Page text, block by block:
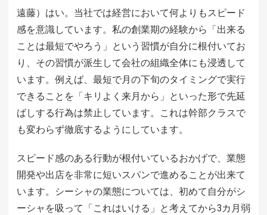
遠藤）はい。当社では経営において何よりもスピード
感を意識しています。私の創業期の経験から「出来る
ことは最短でやろう」という習慣が自分に根付いてお
り、その習慣が派生して会社の組織全体にも浸透して
います。例えば、最短で月の下旬のタイミングで実行
できることを「キリよく来月から」といった形で先延
ばしする行為は禁止しています。これは幹部クラスで
も変わらず徹底するようにしています。
スピード感のある行動が根付いているおかげで、業態
開発や出店を非常に短いスパンで進めることが出来て
います。シーシャの業態については、初めて自分がシ
ーシャを吸って「これはいける」と考えてから3カ月弱